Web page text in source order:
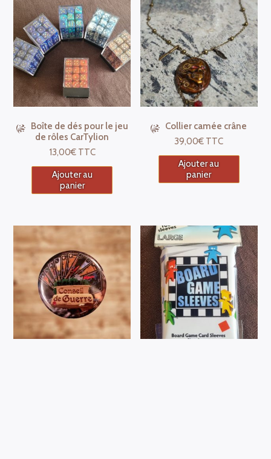
Boîte de dés pour le jeu
de rôles CarTylion
13,00€ TTC
Ajouter au
panier
Collier camée crâne
39,00€ TTC
Ajouter au
panier